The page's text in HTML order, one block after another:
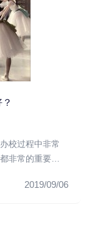
校过程中非常
非常的重要。
2019/09/06